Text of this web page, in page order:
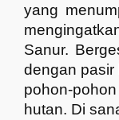
yang
Sanur.
dengan pasir
pohon-
hutan. Di